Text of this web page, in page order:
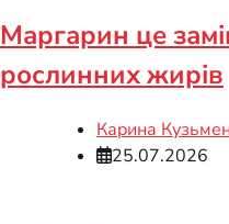
Маргарин це
рослинних жирів
Карина
25.07.2026